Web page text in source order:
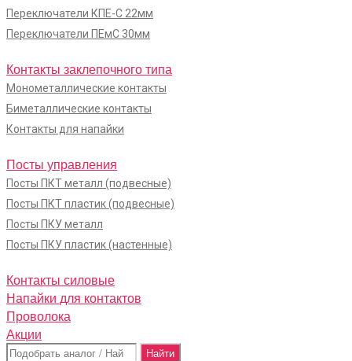
Переключатели КПЕ-С 22мм
Переключатели ПЕмС 30мм
Контакты заклепочного типа
Монометаллические контакты
Биметаллические контакты
Контакты для напайки
Посты управления
Посты ПКТ металл (подвесные)
Посты ПКТ пластик (подвесные)
Посты ПКУ металл
Посты ПКУ пластик (настенные)
Контакты силовые
Напайки для контактов
Проволока
Акции
Поиск: